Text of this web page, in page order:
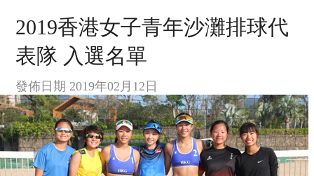
2019香港女子青年沙灘排球代
表隊 入選名單
發佈日期 2019年02月12日